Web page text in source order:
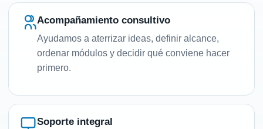
Acompañamiento consultivo
Ayudamos a aterrizar ideas, definir alcance,
ordenar módulos y decidir qué conviene hacer
primero.
Soporte integral